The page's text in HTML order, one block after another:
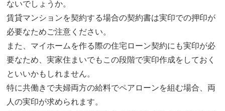
ないでしょうか。
賃貸マンションを契約する場合の契約書は実印での押印が
必要なためご注意ください。
また、マイホームを作る際の住宅ローン契約にも実印が必
要なため、実家住まいでもこの段階で実印作成をしておく
といいかもしれません。
特に共働きで夫婦両方の給料でペアローンを組む場合、両
人の実印が求められます。